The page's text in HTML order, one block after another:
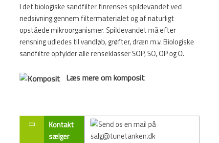
I det biologiske sandfilter finrenses spildevandet ved
nedsivning gennem filtermaterialet og af naturligt
opståede mikroorganismer. Spildevandet må efter
rensning udledes til vandløb, grøfter, dræn m.v. Biologiske
sandfiltre opfylder alle renseklasser SOP, SO, OP og O.
Læs mere om komposit
Kontakt
sælger